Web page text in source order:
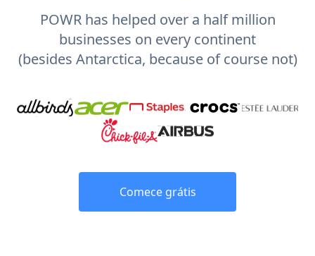
POWR has helped over a half million
businesses on every continent
(besides Antarctica, because of course not)
Comece grátis